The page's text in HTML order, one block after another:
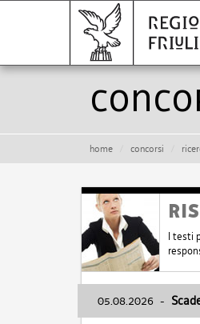
home concorsi
I testi
05.08.2026 -